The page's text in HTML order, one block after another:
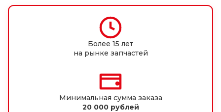
Более 15 лет
на рынке запчастей
Минимальная сумма заказа
20 000 рублей